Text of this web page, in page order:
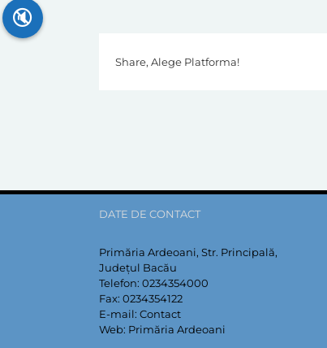
Share, Alege Platforma!
DATE DE CONTACT
Primăria Ardeoani, Str. Principală,
Județul Bacău
Telefon: 0234354000
Fax: 0234354122
E-mail: Contact
Web: Primăria Ardeoani
🔇